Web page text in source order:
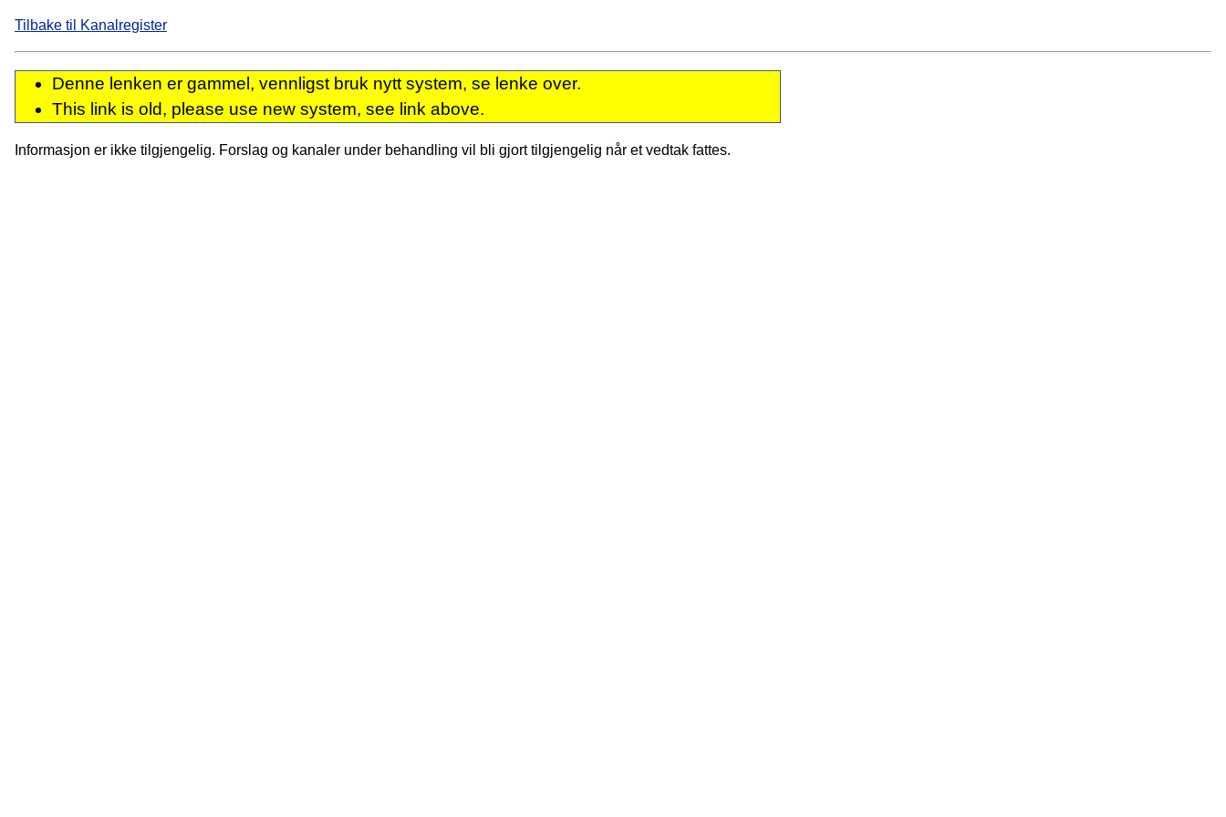
Tilbake til Kanalregister
Denne lenken er gammel, vennligst bruk nytt system, se lenke over.
This link is old, please use new system, see link above.
Informasjon er ikke tilgjengelig. Forslag og kanaler under behandling vil bli gjort tilgjengelig når et vedtak fattes.